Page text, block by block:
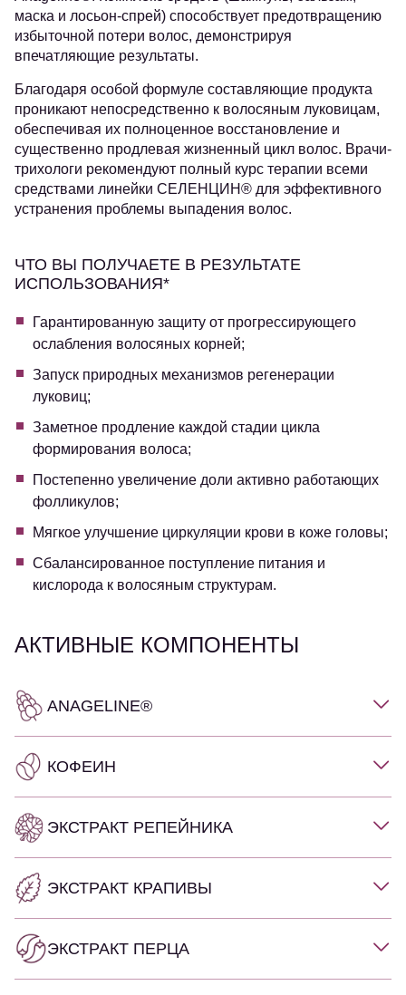
маска и лосьон-спрей) способствует предотвращению
избыточной потери волос, демонстрируя
впечатляющие результаты.
Благодаря особой формуле составляющие продукта
проникают непосредственно к волосяным луковицам,
обеспечивая их полноценное восстановление и
существенно продлевая жизненный цикл волос. Врачи-
трихологи рекомендуют полный курс терапии всеми
средствами линейки СЕЛЕНЦИН® для эффективного
устранения проблемы выпадения волос.
ЧТО ВЫ ПОЛУЧАЕТЕ В РЕЗУЛЬТАТЕ
ИСПОЛЬЗОВАНИЯ*
Гарантированную защиту от прогрессирующего
ослабления волосяных корней;
Запуск природных механизмов регенерации
луковиц;
Заметное продление каждой стадии цикла
формирования волоса;
Постепенно увеличение доли активно работающих
фолликулов;
Мягкое улучшение циркуляции крови в коже головы;
Сбалансированное поступление питания и
кислорода к волосяным структурам.
АКТИВНЫЕ КОМПОНЕНТЫ
ANAGELINE®
КОФЕИН
ЭКСТРАКТ РЕПЕЙНИКА
ЭКСТРАКТ КРАПИВЫ
ЭКСТРАКТ ПЕРЦА